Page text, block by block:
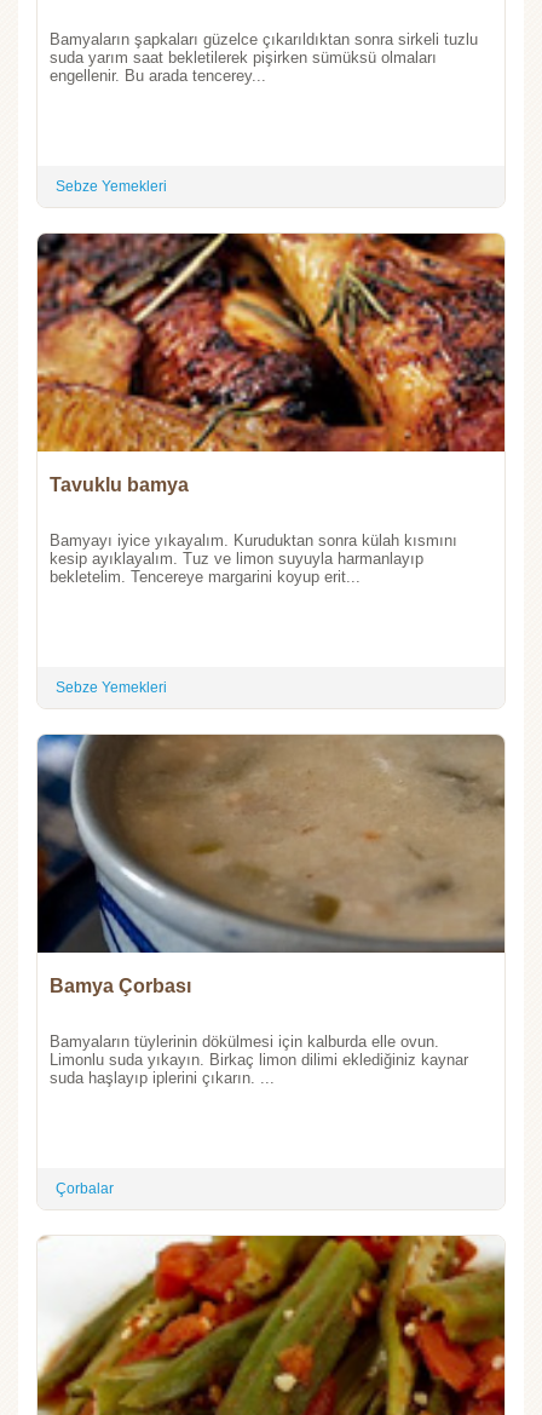
Bamyaların şapkaları güzelce çıkarıldıktan sonra sirkeli tuzlu
suda yarım saat bekletilerek pişirken sümüksü olmaları
engellenir. Bu arada tencerey...
Sebze Yemekleri
Tavuklu bamya
Bamyayı iyice yıkayalım. Kuruduktan sonra külah kısmını
kesip ayıklayalım. Tuz ve limon suyuyla harmanlayıp
bekletelim. Tencereye margarini koyup erit...
Sebze Yemekleri
Bamya Çorbası
Bamyaların tüylerinin dökülmesi için kalburda elle ovun.
Limonlu suda yıkayın. Birkaç limon dilimi eklediğiniz kaynar
suda haşlayıp iplerini çıkarın. ...
Çorbalar